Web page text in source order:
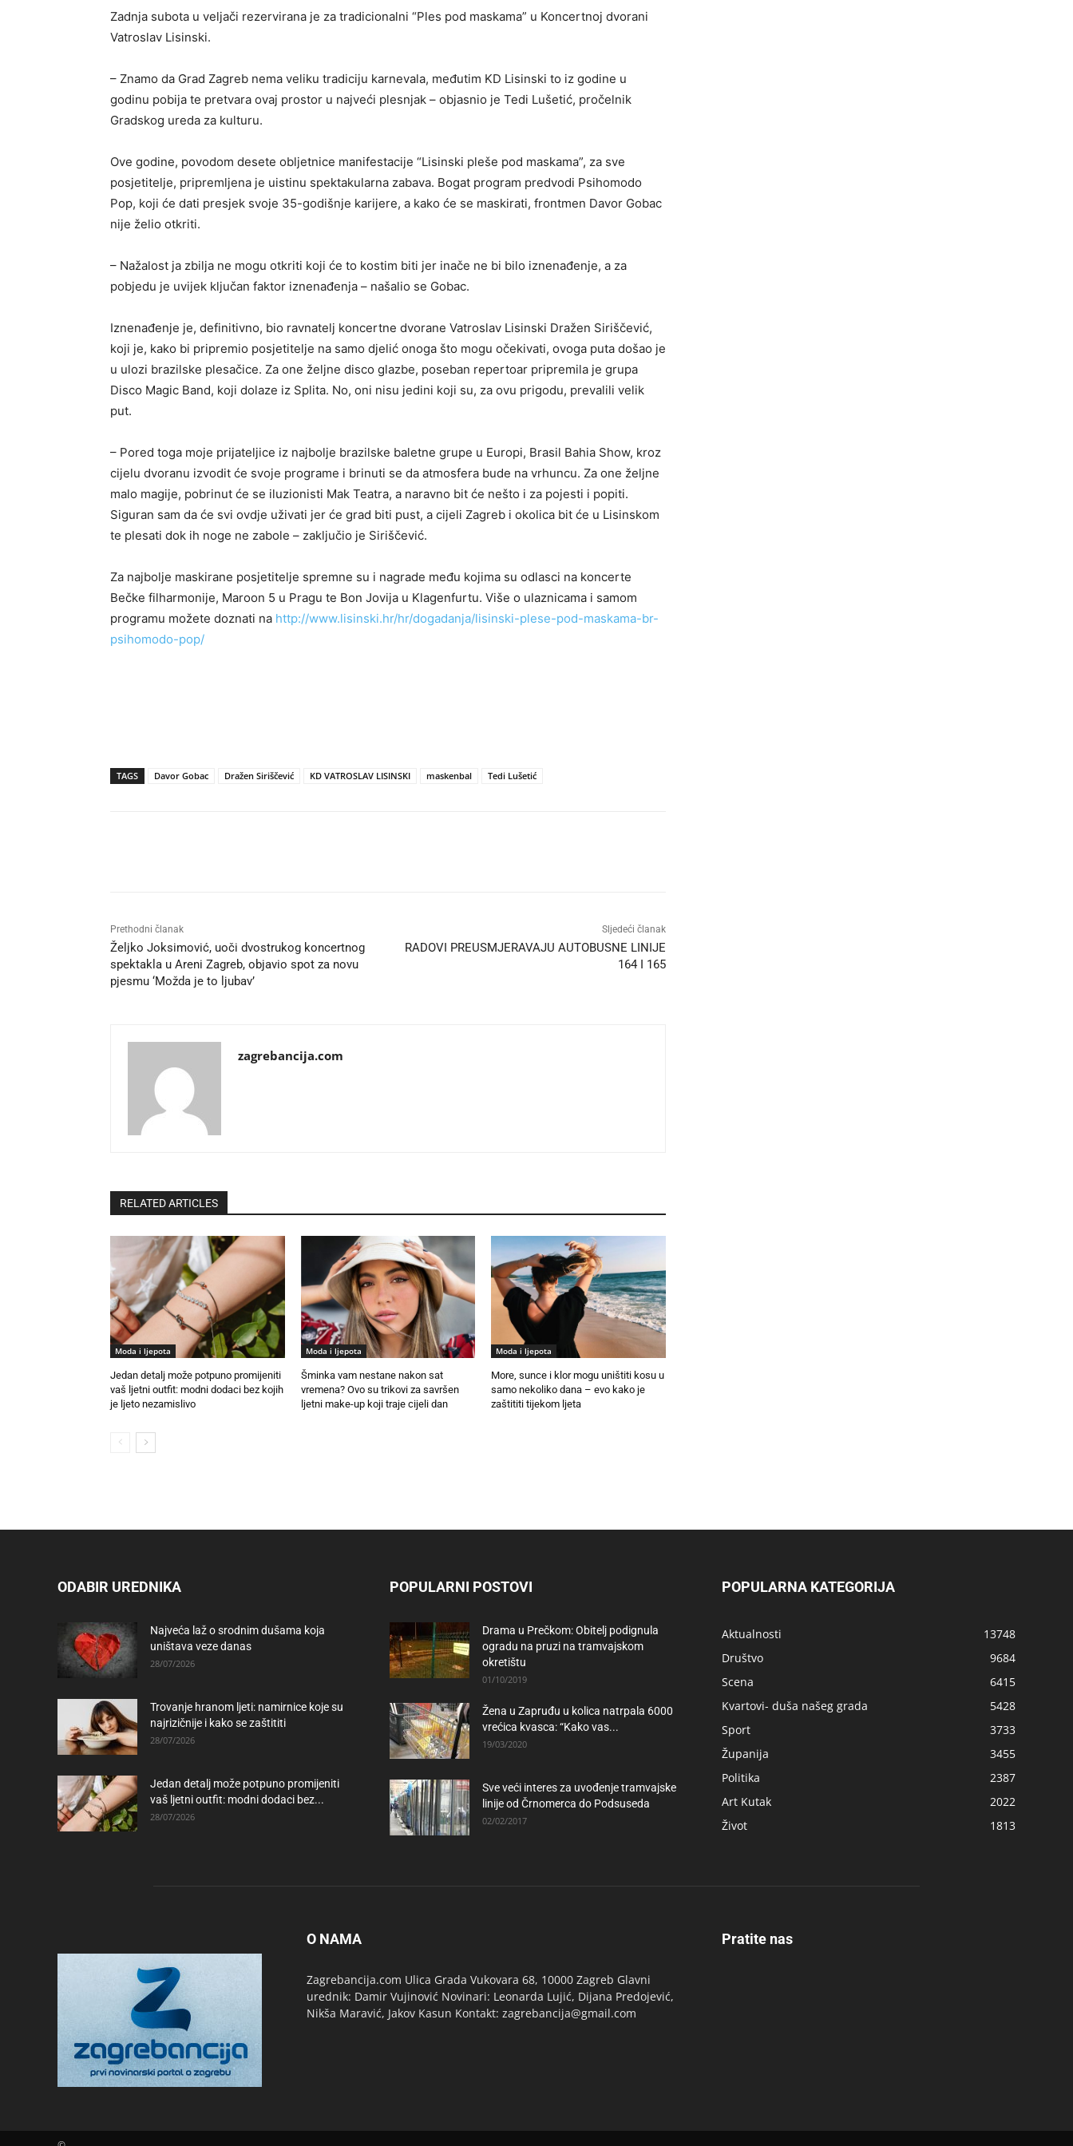
Zadnja subota u veljači rezervirana je za tradicionalni “Ples pod maskama” u Koncertnoj dvorani
Vatroslav Lisinski.
– Znamo da Grad Zagreb nema veliku tradiciju karnevala, međutim KD Lisinski to iz godine u
godinu pobija te pretvara ovaj prostor u najveći plesnjak – objasnio je Tedi Lušetić, pročelnik
Gradskog ureda za kulturu.
Ove godine, povodom desete obljetnice manifestacije “Lisinski pleše pod maskama”, za sve
posjetitelje, pripremljena je uistinu spektakularna zabava. Bogat program predvodi Psihomodo
Pop, koji će dati presjek svoje 35-godišnje karijere, a kako će se maskirati, frontmen Davor Gobac
nije želio otkriti.
– Nažalost ja zbilja ne mogu otkriti koji će to kostim biti jer inače ne bi bilo iznenađenje, a za
pobjedu je uvijek ključan faktor iznenađenja – našalio se Gobac.
Iznenađenje je, definitivno, bio ravnatelj koncertne dvorane Vatroslav Lisinski Dražen Siriščević,
koji je, kako bi pripremio posjetitelje na samo djelić onoga što mogu očekivati, ovoga puta došao je
u ulozi brazilske plesačice. Za one željne disco glazbe, poseban repertoar pripremila je grupa
Disco Magic Band, koji dolaze iz Splita. No, oni nisu jedini koji su, za ovu prigodu, prevalili velik
put.
– Pored toga moje prijateljice iz najbolje brazilske baletne grupe u Europi, Brasil Bahia Show, kroz
cijelu dvoranu izvodit će svoje programe i brinuti se da atmosfera bude na vrhuncu. Za one željne
malo magije, pobrinut će se iluzionisti Mak Teatra, a naravno bit će nešto i za pojesti i popiti.
Siguran sam da će svi ovdje uživati jer će grad biti pust, a cijeli Zagreb i okolica bit će u Lisinskom
te plesati dok ih noge ne zabole – zaključio je Siriščević.
Za najbolje maskirane posjetitelje spremne su i nagrade među kojima su odlasci na koncerte
Bečke filharmonije, Maroon 5 u Pragu te Bon Jovija u Klagenfurtu. Više o ulaznicama i samom
programu možete doznati na http://www.lisinski.hr/hr/dogadanja/lisinski-plese-pod-maskama-br-
psihomodo-pop/
TAGS Davor Gobac Dražen Siriščević KD VATROSLAV LISINSKI maskenbal Tedi Lušetić
Prethodni članak
Željko Joksimović, uoči dvostrukog koncertnog
spektakla u Areni Zagreb, objavio spot za novu
pjesmu ‘Možda je to ljubav’
Sljedeći članak
RADOVI PREUSMJERAVAJU AUTOBUSNE LINIJE
164 I 165
zagrebancija.com
RELATED ARTICLES
Moda i ljepota
Jedan detalj može potpuno promijeniti
vaš ljetni outfit: modni dodaci bez kojih
je ljeto nezamislivo
Moda i ljepota
Šminka vam nestane nakon sat
vremena? Ovo su trikovi za savršen
ljetni make-up koji traje cijeli dan
Moda i ljepota
More, sunce i klor mogu uništiti kosu u
samo nekoliko dana – evo kako je
zaštititi tijekom ljeta
ODABIR UREDNIKA
Najveća laž o srodnim dušama koja
uništava veze danas
28/07/2026
Trovanje hranom ljeti: namirnice koje su
najrizičnije i kako se zaštititi
28/07/2026
Jedan detalj može potpuno promijeniti
vaš ljetni outfit: modni dodaci bez...
28/07/2026
POPULARNI POSTOVI
Drama u Prečkom: Obitelj podignula
ogradu na pruzi na tramvajskom
okretištu
01/10/2019
Žena u Zapruđu u kolica natrpala 6000
vrećica kvasca: “Kako vas...
19/03/2020
Sve veći interes za uvođenje tramvajske
linije od Črnomerca do Podsuseda
02/02/2017
POPULARNA KATEGORIJA
Aktualnosti
13748
Društvo
9684
Scena
6415
Kvartovi- duša našeg grada
5428
Sport
3733
Županija
3455
Politika
2387
Art Kutak
2022
Život
1813
O NAMA
Zagrebancija.com Ulica Grada Vukovara 68, 10000 Zagreb Glavni
urednik: Damir Vujinović Novinari: Leonarda Lujić, Dijana Predojević,
Nikša Maravić, Jakov Kasun Kontakt: zagrebancija@gmail.com
Pratite nas